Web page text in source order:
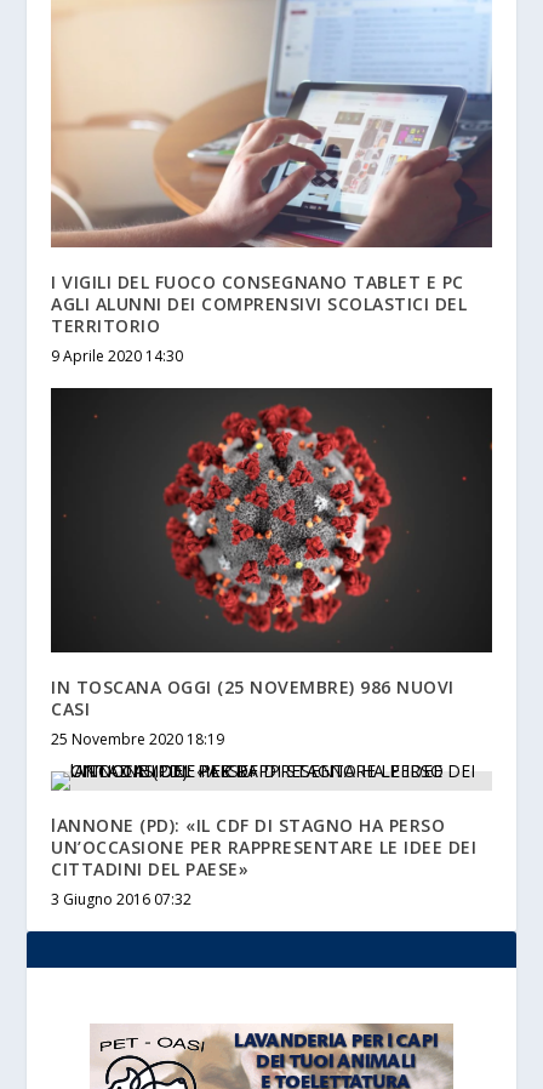
I VIGILI DEL FUOCO CONSEGNANO TABLET E PC
AGLI ALUNNI DEI COMPRENSIVI SCOLASTICI DEL
TERRITORIO
9 Aprile 2020 14:30
IN TOSCANA OGGI (25 NOVEMBRE) 986 NUOVI
CASI
25 Novembre 2020 18:19
lANNONE (PD): «IL CDF DI STAGNO HA PERSO
UN’OCCASIONE PER RAPPRESENTARE LE IDEE DEI
CITTADINI DEL PAESE»
3 Giugno 2016 07:32